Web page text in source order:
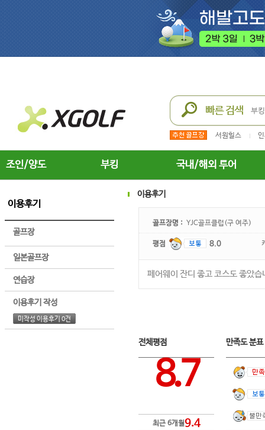
서원힐스
조인/양도 부킹 국내/해외 투어
이용후기
골프장
일본골프장
연습장
이용후기 작성
미작성 이용후기 0건
이용후기
골프장명 : YJC골프클럽(구 여주)
평점 8.0
페어웨이 잔디 좋고 코스도 좋았습
전체평점
8.7
최근 6개월9.4
만족도 분